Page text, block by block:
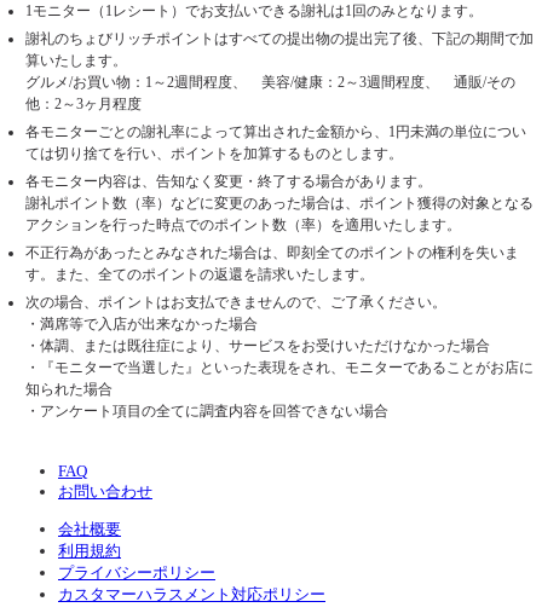
1モニター（1レシート）でお支払いできる謝礼は1回のみとなります。
謝礼のちょびリッチポイントはすべての提出物の提出完了後、下記の期間で加
算いたします。
グルメ/お買い物：1～2週間程度、 美容/健康：2～3週間程度、 通販/その
他：2～3ヶ月程度
各モニターごとの謝礼率によって算出された金額から、1円未満の単位につい
ては切り捨てを行い、ポイントを加算するものとします。
各モニター内容は、告知なく変更・終了する場合があります。
謝礼ポイント数（率）などに変更のあった場合は、ポイント獲得の対象となる
アクションを行った時点でのポイント数（率）を適用いたします。
不正行為があったとみなされた場合は、即刻全てのポイントの権利を失いま
す。また、全てのポイントの返還を請求いたします。
次の場合、ポイントはお支払できませんので、ご了承ください。
・満席等で入店が出来なかった場合
・体調、または既往症により、サービスをお受けいただけなかった場合
・『モニターで当選した』といった表現をされ、モニターであることがお店に
知られた場合
・アンケート項目の全てに調査内容を回答できない場合
FAQ
お問い合わせ
会社概要
利用規約
プライバシーポリシー
カスタマーハラスメント対応ポリシー